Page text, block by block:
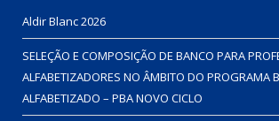
Aldir Blanc 2026
SELEÇÃO E COMPOSIÇÃO DE BANCO PARA
ALFABETIZADORES NO ÂMBITO DO PROGRAMA
ALFABETIZADO – PBA NOVO CICLO